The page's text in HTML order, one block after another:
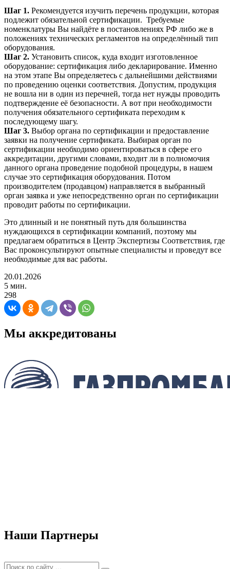
Шаг 1. Рекомендуется изучить перечень продукции, которая
подлежит обязательной сертификации. Требуемые
номенклатуры Вы найдёте в постановлениях РФ либо же в
положениях технических регламентов на определённый тип
оборудования.
Шаг 2. Установить список, куда входит изготовленное
оборудование: сертификация либо декларирование. Именно
на этом этапе Вы определяетесь с дальнейшими действиями
по проведению оценки соответствия. Допустим, продукция
не вошла ни в один из перечней, тогда нет нужды проводить
подтверждение её безопасности. А вот при необходимости
получения обязательного сертификата переходим к
последующему шагу.
Шаг 3. Выбор органа по сертификации и предоставление
заявки на получение сертификата. Выбирая орган по
сертификации необходимо ориентироваться в сфере его
аккредитации, другими словами, входит ли в полномочия
данного органа проведение подобной процедуры, в нашем
случае это сертификация оборудования. Потом
производителем (продавцом) направляется в выбранный
орган заявка и уже непосредственно орган по сертификации
проводит работы по сертификации.
Это длинный и не понятный путь для большинства
нуждающихся в сертификации компаний, поэтому мы
предлагаем обратиться в Центр Экспертизы Соответствия, где
Вас проконсультируют опытные специалисты и проведут все
необходимые для вас работы.
20.01.2026
5 мин.
298
Мы аккредитованы
Наши Партнеры